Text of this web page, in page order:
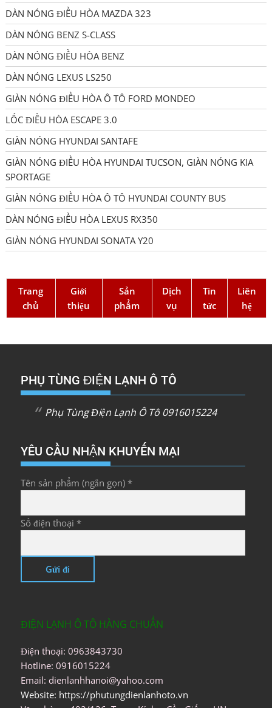
DÀN NÓNG ĐIỀU HÒA MAZDA 323
DÀN NÓNG BENZ S-CLASS
DÀN NÓNG ĐIỀU HÒA BENZ
DÀN NÓNG LEXUS LS250
GIÀN NÓNG ĐIỀU HÒA Ô TÔ FORD MONDEO
LỐC ĐIỀU HÒA ESCAPE 3.0
GIÀN NÓNG HYUNDAI SANTAFE
GIÀN NÓNG ĐIỀU HÒA HYUNDAI TUCSON, GIÀN NÓNG KIA
SPORTAGE
GIÀN NÓNG ĐIỀU HÒA Ô TÔ HYUNDAI COUNTY BUS
DÀN NÓNG ĐIỀU HÒA LEXUS RX350
GIÀN NÓNG HYUNDAI SONATA Y20
Trang
chủ
Giới
thiệu
Sản
phẩm
Dịch
vụ
Tin
tức
Liên
hệ
PHỤ TÙNG ĐIỆN LẠNH Ô TÔ
Phụ Tùng Điện Lạnh Ô Tô 0916015224
YÊU CẦU NHẬN KHUYẾN MẠI
Tên sản phẩm (ngắn gọn) *
Số điện thoại *
ĐIỆN LẠNH Ô TÔ HÀNG CHUẨN
Điện thoại: 0963843730
Hotline: 0916015224
Email: dienlanhhanoi@yahoo.com
Website: https://phutungdienlanhoto.vn